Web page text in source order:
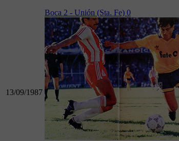
13/09/1987
Boca 2 - Unión (Sta. Fe) 0